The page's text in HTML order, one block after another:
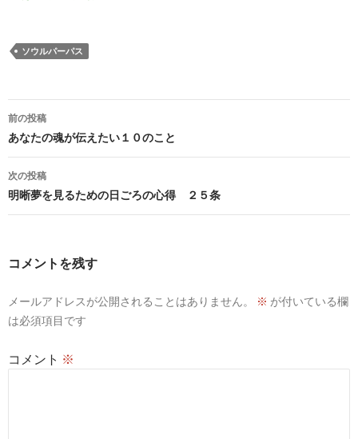
ソウルパーパス
投
稿
ナ
ビ
ゲ
ョ
前の投稿
あなたの魂が伝えたい１０のこと
次の投稿
明晰夢を見るための日ごろの心得 ２５条
コメントを残す
メールアドレスが公開されることはありません。 ※ が付いている欄
は必須項目です
コメント ※